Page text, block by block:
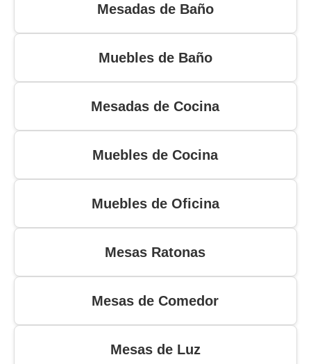
Mesadas de Baño
Muebles de Baño
Mesadas de Cocina
Muebles de Cocina
Muebles de Oficina
Mesas Ratonas
Mesas de Comedor
Mesas de Luz